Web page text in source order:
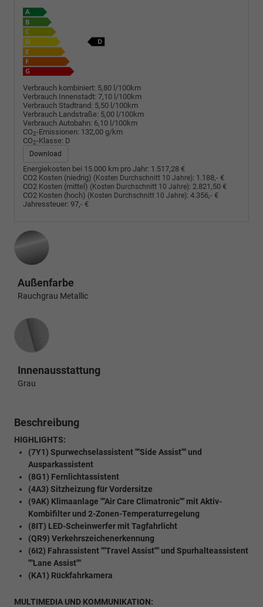
Verbrauch kombiniert: 5,80 l/100km
Verbrauch Innenstadt: 7,10 l/100km
Verbrauch Stadtrand: 5,50 l/100km
Verbrauch Landstraße: 5,00 l/100km
Verbrauch Autobahn: 6,10 l/100km
CO2-Emissionen: 132,00 g/km
CO2-Klasse: D
Download
Energiekosten bei 15.000 km pro Jahr: 1.517,28 €
CO2 Kosten (niedrig) (Kosten Durchschnitt 10 Jahre): 1.188,- €
CO2 Kosten (mittel) (Kosten Durchschnitt 10 Jahre): 2.821,50 €
CO2 Kosten (hoch) (Kosten Durchschnitt 10 Jahre): 4.356,- €
Jahressteuer: 97,- €
Außenfarbe
Rauchgrau Metallic
Innenausstattung
Innenausstattung
Grau
Beschreibung
HIGHLIGHTS:
(7Y1) Spurwechselassistent ""Side Assist"" und
Ausparkassistent
(8G1) Fernlichtassistent
(4A3) Sitzheizung für Vordersitze
(9AK) Klimaanlage ""Air Care Climatronic"" mit Aktiv-
Kombifilter und 2-Zonen-Temperaturregelung
(8IT) LED-Scheinwerfer mit Tagfahrlicht
(QR9) Verkehrszeichenerkennung
(6I2) Fahrassistent ""Travel Assist"" und Spurhalteassistent
""Lane Assist""
(KA1) Rückfahrkamera
MULTIMEDIA UND KOMMUNIKATION: